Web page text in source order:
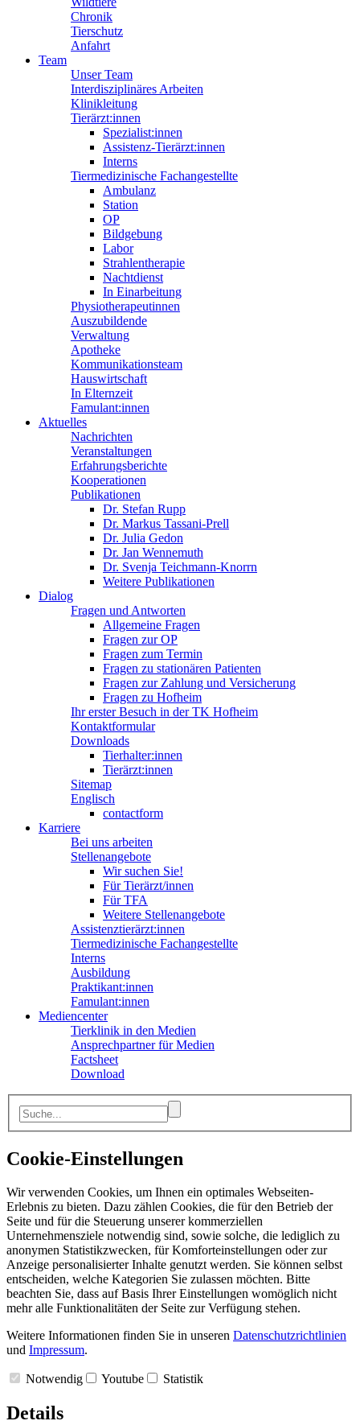
Chronik
Tierschutz
Anfahrt
Team
Unser Team
Interdisziplinäres Arbeiten
Klinikleitung
Tierärzt:innen
Spezialist:innen
Assistenz-Tierärzt:innen
Interns
Tiermedizinische Fachangestellte
Ambulanz
Station
OP
Bildgebung
Labor
Strahlentherapie
Nachtdienst
In Einarbeitung
Physiotherapeutinnen
Auszubildende
Verwaltung
Apotheke
Kommunikationsteam
Hauswirtschaft
In Elternzeit
Famulant:innen
Aktuelles
Nachrichten
Veranstaltungen
Erfahrungsberichte
Kooperationen
Publikationen
Dr. Stefan Rupp
Dr. Markus Tassani-Prell
Dr. Julia Gedon
Dr. Jan Wennemuth
Dr. Svenja Teichmann-Knorrn
Weitere Publikationen
Dialog
Fragen und Antworten
Allgemeine Fragen
Fragen zur OP
Fragen zum Termin
Fragen zu stationären Patienten
Fragen zur Zahlung und Versicherung
Fragen zu Hofheim
Ihr erster Besuch in der TK Hofheim
Kontaktformular
Downloads
Tierhalter:innen
Tierärzt:innen
Sitemap
Englisch
contactform
Karriere
Bei uns arbeiten
Stellenangebote
Wir suchen Sie!
Für Tierärzt/innen
Für TFA
Weitere Stellenangebote
Assistenztierärzt:innen
Tiermedizinische Fachangestellte
Interns
Ausbildung
Praktikant:innen
Famulant:innen
Mediencenter
Tierklinik in den Medien
Ansprechpartner für Medien
Factsheet
Download
Cookie-Einstellungen
Wir verwenden Cookies, um Ihnen ein optimales Webseiten-
Erlebnis zu bieten. Dazu zählen Cookies, die für den Betrieb der
Seite und für die Steuerung unserer kommerziellen
Unternehmensziele notwendig sind, sowie solche, die lediglich zu
anonymen Statistikzwecken, für Komforteinstellungen oder zur
Anzeige personalisierter Inhalte genutzt werden. Sie können selbst
entscheiden, welche Kategorien Sie zulassen möchten. Bitte
beachten Sie, dass auf Basis Ihrer Einstellungen womöglich nicht
mehr alle Funktionalitäten der Seite zur Verfügung stehen.
Weitere Informationen finden Sie in unseren Datenschutzrichtlinien
und Impressum.
Notwendig Youtube Statistik
Details